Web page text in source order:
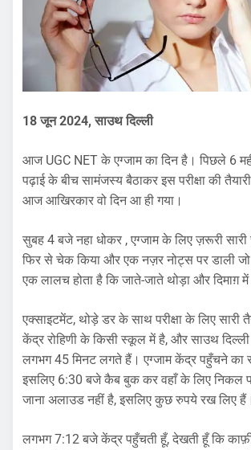
18 जून 2024, साउथ दिल्ली
आज UGC NET के एग्जाम का दिन है। पिछले 6
पढ़ाई के बीच सामंजस्य बैठाकर इस परीक्षा की
आज आखिरकार वो दिन आ ही गया।
सुबह 4 बजे नहा धोकर , एग्जाम के लिए ज़रूरी सारी
फिर से चेक किया और एक नज़र नोट्स पर डाली जो
एक लालच होता है कि जाते-जाते थोड़ा और दिमाग़
एक्साइटमेंट, थोड़े डर के साथ परीक्षा के लिए सारी
केंद्र रोहिणी के किसी स्कूल में है, और साउथ दिल्ली
लगभग 45 मिनट लगते हैं। एग्जाम केंद्र पहुँचने का
इसलिए 6:30 बजे कैब बुक कर वहाँ के लिए निकल
जाना अलाउड नहीं है, इसलिए कुछ रुपये रख लिए हैं।
लगभग 7:12 बजे केंद्र पहुँचती हूँ, देखती हूँ कि